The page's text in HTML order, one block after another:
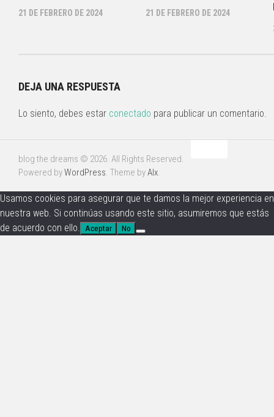
21 DE FEBRERO DE 2024 21 DE FEBRERO DE 2024
DEJA UNA RESPUESTA
Lo siento, debes estar conectado para publicar un comentario.
blog the dreams © 2026. All Rights Reserved.
Powered byWordPress. Theme byAlx.
Usamos cookies para asegurar que te damos la mejor experiencia en
nuestra web. Si continúas usando este sitio, asumiremos que estás
de acuerdo con ello. Aceptar No